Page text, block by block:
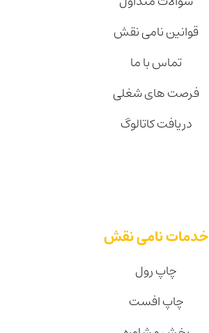
قوانین نامی نقش
تماس با ما
فرصت های شغلی
دریافت کاتالوگ
خدمات نامی نقش
چاپ رول
چاپ افست